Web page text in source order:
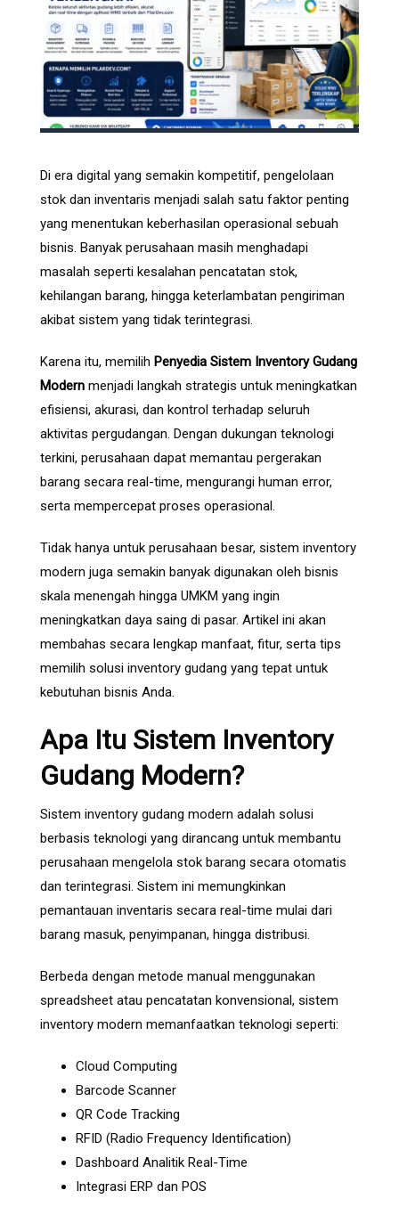
Di era digital yang semakin kompetitif, pengelolaan
stok dan inventaris menjadi salah satu faktor penting
yang menentukan keberhasilan operasional sebuah
bisnis. Banyak perusahaan masih menghadapi
masalah seperti kesalahan pencatatan stok,
kehilangan barang, hingga keterlambatan pengiriman
akibat sistem yang tidak terintegrasi.
Karena itu, memilih Penyedia Sistem Inventory Gudang
Modern menjadi langkah strategis untuk meningkatkan
efisiensi, akurasi, dan kontrol terhadap seluruh
aktivitas pergudangan. Dengan dukungan teknologi
terkini, perusahaan dapat memantau pergerakan
barang secara real-time, mengurangi human error,
serta mempercepat proses operasional.
Tidak hanya untuk perusahaan besar, sistem inventory
modern juga semakin banyak digunakan oleh bisnis
skala menengah hingga UMKM yang ingin
meningkatkan daya saing di pasar. Artikel ini akan
membahas secara lengkap manfaat, fitur, serta tips
memilih solusi inventory gudang yang tepat untuk
kebutuhan bisnis Anda.
Apa Itu Sistem Inventory
Gudang Modern?
Sistem inventory gudang modern adalah solusi
berbasis teknologi yang dirancang untuk membantu
perusahaan mengelola stok barang secara otomatis
dan terintegrasi. Sistem ini memungkinkan
pemantauan inventaris secara real-time mulai dari
barang masuk, penyimpanan, hingga distribusi.
Berbeda dengan metode manual menggunakan
spreadsheet atau pencatatan konvensional, sistem
inventory modern memanfaatkan teknologi seperti:
Cloud Computing
Barcode Scanner
QR Code Tracking
RFID (Radio Frequency Identification)
Dashboard Analitik Real-Time
Integrasi ERP dan POS